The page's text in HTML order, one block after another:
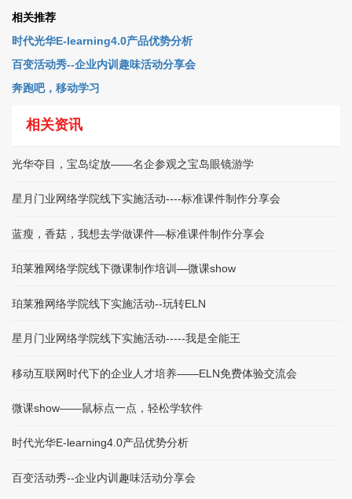
相关推荐
时代光华E-learning4.0产品优势分析
百变活动秀--企业内训趣味活动分享会
奔跑吧，移动学习
相关资讯
光华夺目，宝岛绽放——名企参观之宝岛眼镜游学
星月门业网络学院线下实施活动----标准课件制作分享会
蓝瘦，香菇，我想去学做课件—标准课件制作分享会
珀莱雅网络学院线下微课制作培训—微课show
珀莱雅网络学院线下实施活动--玩转ELN
星月门业网络学院线下实施活动-----我是全能王
移动互联网时代下的企业人才培养——ELN免费体验交流会
微课show——鼠标点一点，轻松学软件
时代光华E-learning4.0产品优势分析
百变活动秀--企业内训趣味活动分享会